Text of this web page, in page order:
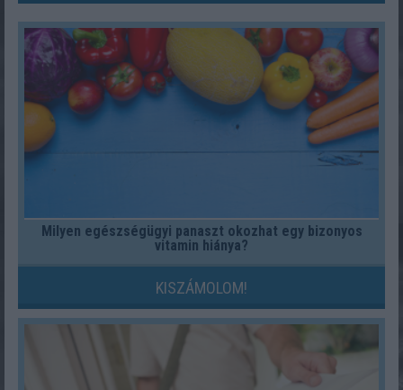
Milyen egészségügyi panaszt okozhat egy bizonyos
vitamin hiánya?
KISZÁMOLOM!